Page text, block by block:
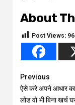
About
Post Views:
Previous
ऐसे करे अपने आधार
लोड वो भी बिना खर्च